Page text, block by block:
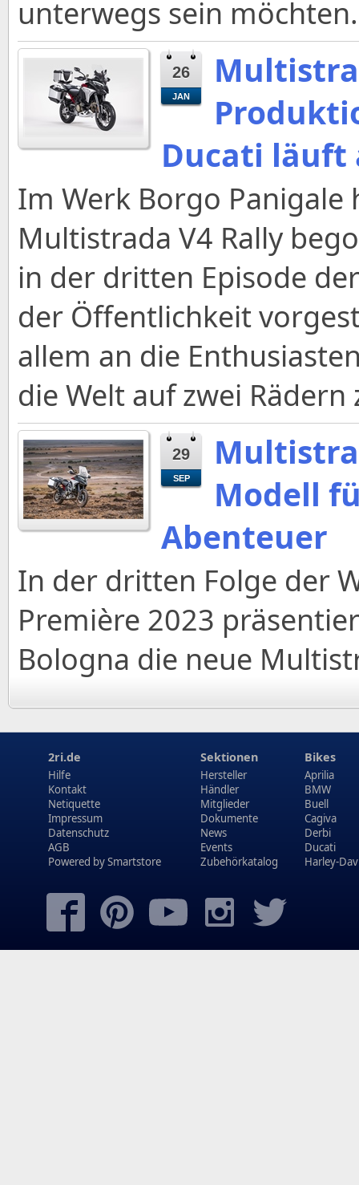
unterwegs sein möchten.
26
JAN
Ducati läuft
Im Werk Borgo
Multistrada V4 Rally
in der dritten Episode
der Öffentlichkeit
allem an die
die Welt auf zwei
29
SEP
Modell
Abenteuer
In der dritten Folge der
Première 2023
Bologna die neue
2ri.de
Hilfe
Kontakt
Netiquette
Impressum
Datenschutz
AGB
Powered bySmartstore
Sektionen
Hersteller
Händler
Mitglieder
Dokumente
News
Events
Zubehörkatalog
Bikes
Aprilia
BMW
Buell
Cagiva
Derbi
Ducati
Harley-